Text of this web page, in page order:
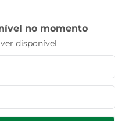
no momento
disponível